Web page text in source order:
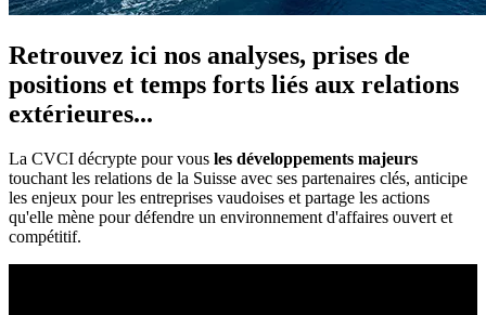
Retrouvez ici nos analyses, prises de
positions et temps forts liés aux relations
extérieures...
La CVCI décrypte pour vous les développements majeurs
touchant les relations de la Suisse avec ses partenaires clés, anticipe
les enjeux pour les entreprises vaudoises et partage les actions
qu'elle mène pour défendre un environnement d'affaires ouvert et
compétitif.